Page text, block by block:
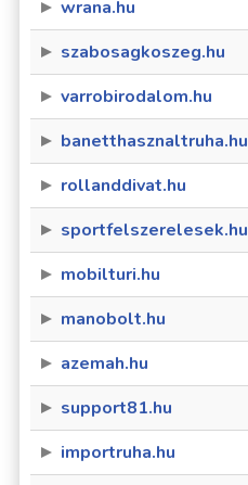
wrana.hu
szabosagkoszeg.hu
varrobirodalom.hu
banetthasznaltruha.hu
rollanddivat.hu
sportfelszerelesek.hu
mobilturi.hu
manobolt.hu
azemah.hu
support81.hu
importruha.hu